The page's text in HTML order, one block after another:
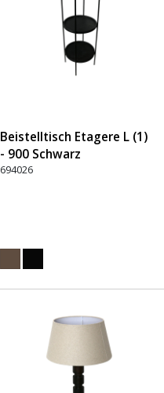
Beistelltisch Etagere L (1)
- 900 Schwarz
694026